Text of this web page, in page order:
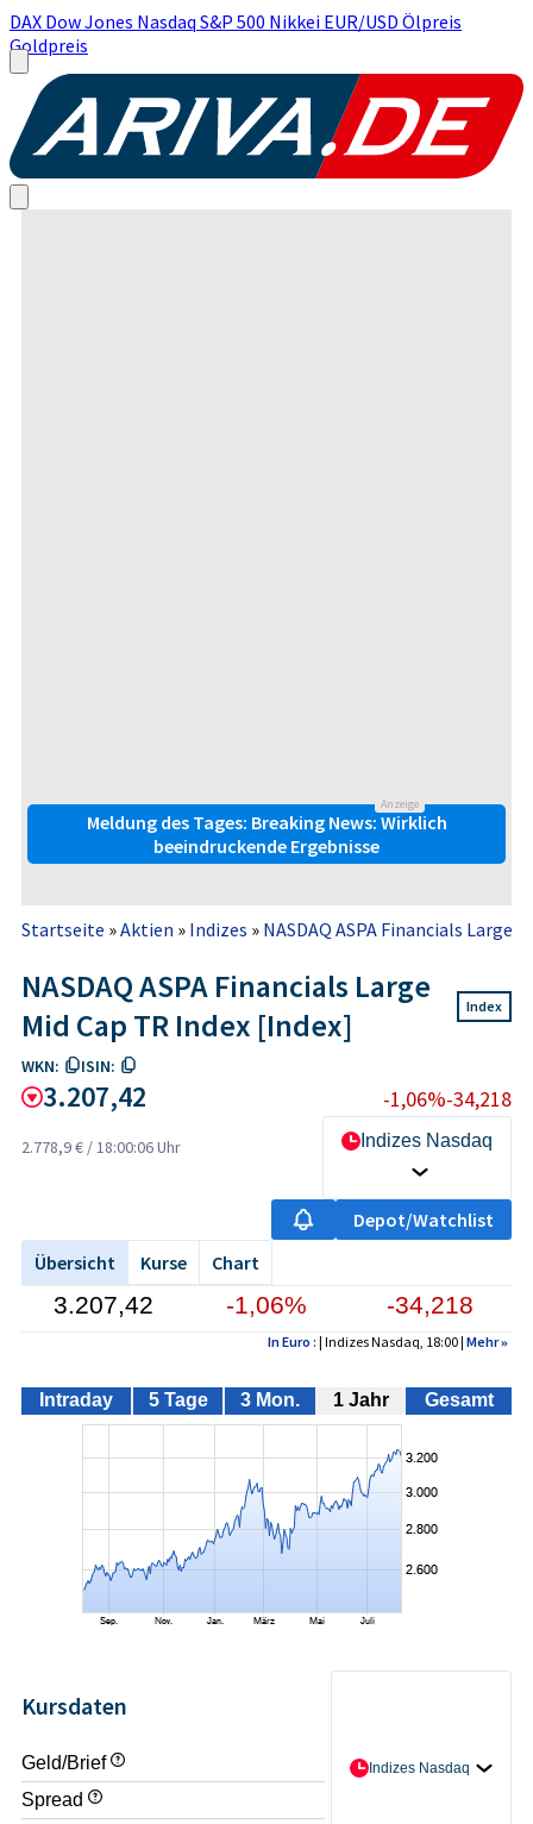
DAX Dow Jones Nasdaq S&P 500 Nikkei EUR/USD Ölpreis
Goldpreis
Anzeige
Meldung des Tages: Breaking News: Wirklich
beeindruckende Ergebnisse
Startseite »Aktien » Indizes » NASDAQ ASPA Financials Large
NASDAQ ASPA Financials Large
Mid Cap TR Index [Index]
Index
WKN: ISIN:
3.207,42 -1,06%-34,218
2.778,9 € /18:00:06 Uhr Indizes Nasdaq
Depot/Watchlist
Übersicht
Kurse Chart
3.207,42 -1,06% -34,218
In Euro : | Indizes Nasdaq, 18:00 | Mehr»
Intraday 5 Tage 3 Mon. 1 Jahr Gesamt
Kursdaten
Indizes Nasdaq
Geld/Brief
- / -
Spread